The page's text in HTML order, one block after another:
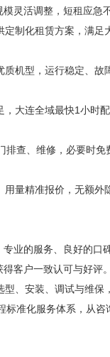
灵活调整，短租应急
制化租赁方案，满足
机型，运行稳定、
大连全域最快1小时
查、维修，必要时
量精准报价，无额
业的服务、良好的口
客户一致认可与好评。
、安装、调试与维
准化服务体系，从